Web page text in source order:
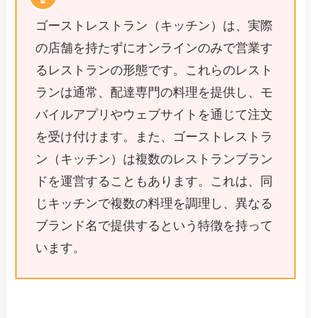
ゴーストレストラン（キッチン）は、実際
の店舗を持たずにオンラインのみで営業す
るレストランの形態です。これらのレスト
ランは通常、配達専門の料理を提供し、モ
バイルアプリやウェブサイトを通じて注文
を受け付けます。また、ゴーストレストラ
ン（キッチン）は複数のレストランブラン
ドを運営することもあります。これは、同
じキッチンで複数の料理を調理し、異なる
ブランド名で提供するという特徴を持って
います。